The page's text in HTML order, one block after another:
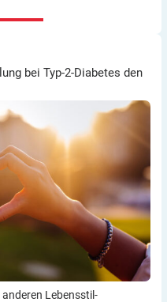
bei Typ-2-Diabetes den
bei Typ-2-Diabetes den
anderen Lebensstil­